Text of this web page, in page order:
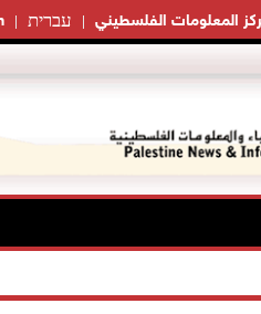
עברית المعلومات الفلسطيني